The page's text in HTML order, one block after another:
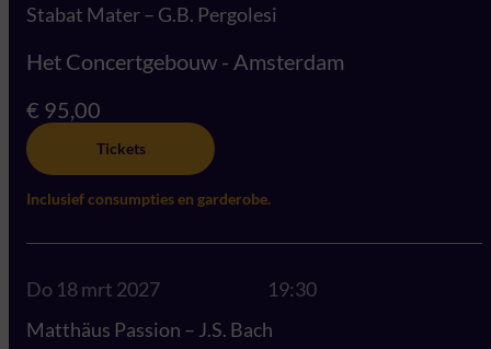
Stabat Mater – G.B. Pergolesi
Het Concertgebouw - Amsterdam
€ 95,00
Tickets
Inclusief consumpties en garderobe.
Do 18 mrt 2027
19:30
Matthäus Passion – J.S. Bach